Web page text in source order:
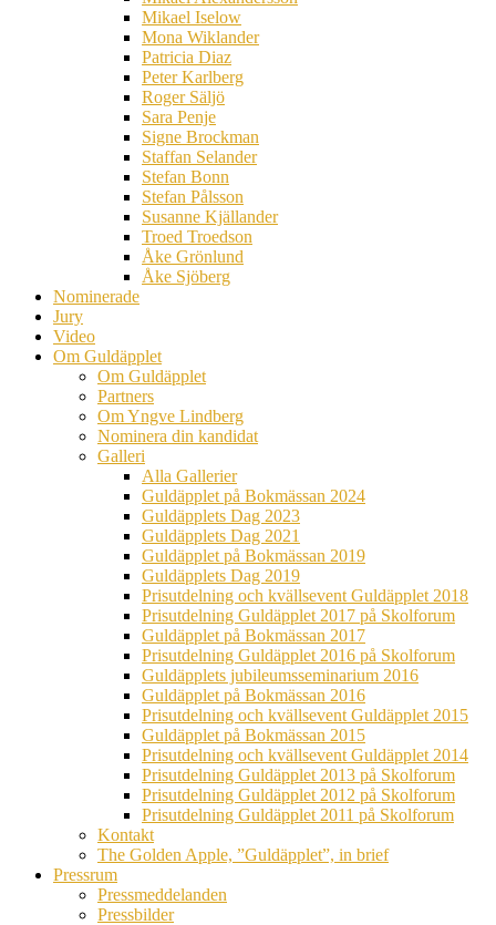
Mikael Iselow
Mona Wiklander
Patricia Diaz
Peter Karlberg
Roger Säljö
Sara Penje
Signe Brockman
Staffan Selander
Stefan Bonn
Stefan Pålsson
Susanne Kjällander
Troed Troedson
Åke Grönlund
Åke Sjöberg
Nominerade
Jury
Video
Om Guldäpplet
Om Guldäpplet
Partners
Om Yngve Lindberg
Nominera din kandidat
Galleri
Alla Gallerier
Guldäpplet på Bokmässan 2024
Guldäpplets Dag 2023
Guldäpplets Dag 2021
Guldäpplet på Bokmässan 2019
Guldäpplets Dag 2019
Prisutdelning och kvällsevent Guldäpplet 2018
Prisutdelning Guldäpplet 2017 på Skolforum
Guldäpplet på Bokmässan 2017
Prisutdelning Guldäpplet 2016 på Skolforum
Guldäpplets jubileumsseminarium 2016
Guldäpplet på Bokmässan 2016
Prisutdelning och kvällsevent Guldäpplet 2015
Guldäpplet på Bokmässan 2015
Prisutdelning och kvällsevent Guldäpplet 2014
Prisutdelning Guldäpplet 2013 på Skolforum
Prisutdelning Guldäpplet 2012 på Skolforum
Prisutdelning Guldäpplet 2011 på Skolforum
Kontakt
The Golden Apple, ”Guldäpplet”, in brief
Pressrum
Pressmeddelanden
Pressbilder